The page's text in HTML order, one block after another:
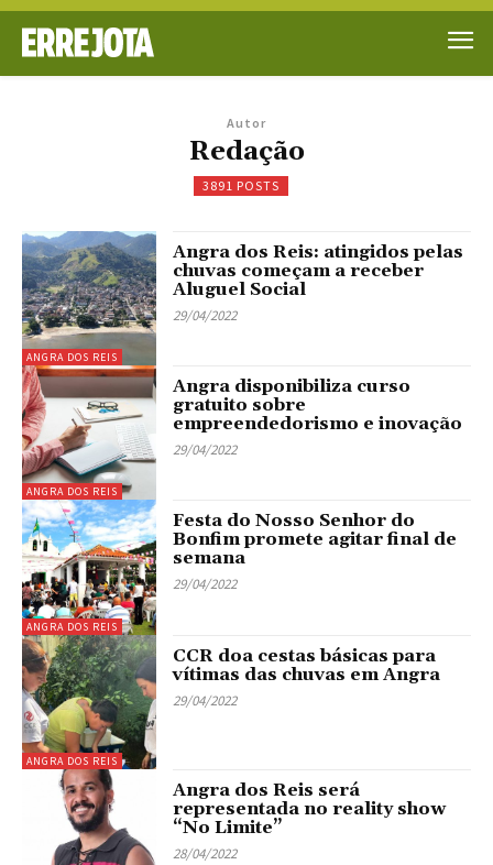
Autor
Redação
3891 POSTS
ANGRA DOS REIS
Angra dos Reis: atingidos pelas
chuvas começam a receber
Aluguel Social
29/04/2022
ANGRA DOS REIS
Angra disponibiliza curso
gratuito sobre
empreendedorismo e inovação
29/04/2022
ANGRA DOS REIS
Festa do Nosso Senhor do
Bonfim promete agitar final de
semana
29/04/2022
ANGRA DOS REIS
CCR doa cestas básicas para
vítimas das chuvas em Angra
29/04/2022
Angra dos Reis será
representada no reality show
“No Limite”
28/04/2022